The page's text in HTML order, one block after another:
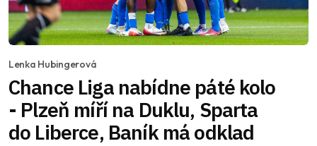
Lenka Hubingerová
Chance Liga nabídne páté kolo
- Plzeň míří na Duklu, Sparta
do Liberce, Baník má odklad